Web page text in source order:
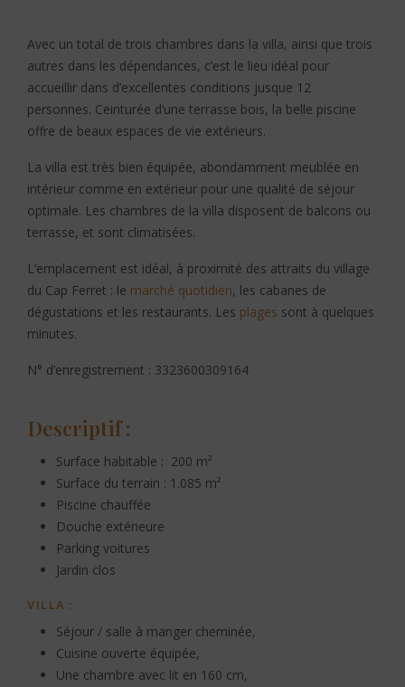
Avec un total de trois chambres dans la villa, ainsi que trois
autres dans les dépendances, c’est le lieu idéal pour
accueillir dans d’excellentes conditions jusque 12
personnes. Ceinturée d’une terrasse bois, la belle piscine
offre de beaux espaces de vie extérieurs.
La villa est très bien équipée, abondamment meublée en
intérieur comme en extérieur pour une qualité de séjour
optimale. Les chambres de la villa disposent de balcons ou
terrasse, et sont climatisées.
L’emplacement est idéal, à proximité des attraits du village
du Cap Ferret : le marché quotidien, les cabanes de
dégustations et les restaurants. Les plages sont à quelques
minutes.
N° d’enregistrement : 3323600309164
Descriptif :
Surface habitable : 200 m²
Surface du terrain : 1.085 m²
Piscine chauffée
Douche extérieure
Parking voitures
Jardin clos
VILLA :
Séjour / salle à manger cheminée,
Cuisine ouverte équipée,
Une chambre avec lit en 160 cm,